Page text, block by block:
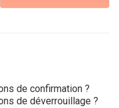
de confirmation ?
de déverrouillage ?